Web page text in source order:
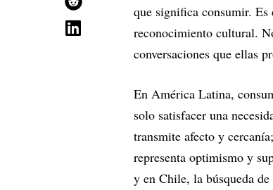
que significa consumir.
reconocimiento cultural.
conversaciones que ellas
En América Latina,
solo satisfacer una
transmite afecto y
representa optimismo y
y en Chile, la búsqueda